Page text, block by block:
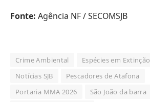
Fonte: Agência NF / SECOMSJB
Crime Ambiental Espécies em Extinção
Notícias SJB
Pescadores de Atafona
Portaria MMA 2026
São João da barra